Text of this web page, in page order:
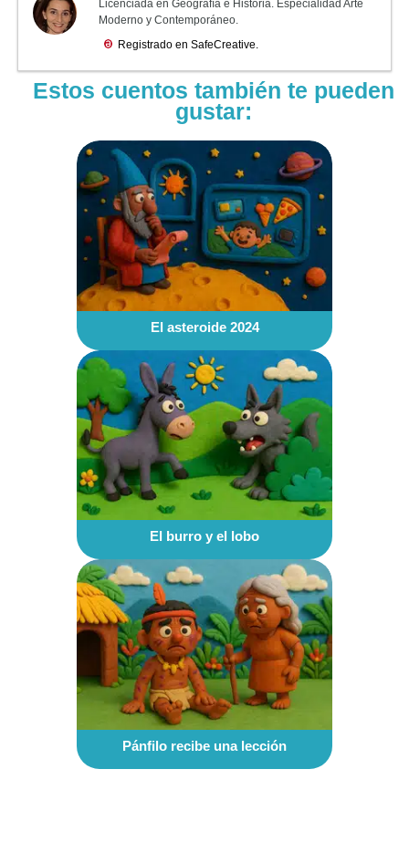
Estos cuentos también te pueden
gustar:
El asteroide 2024
El burro y el lobo
Pánfilo recibe una lección